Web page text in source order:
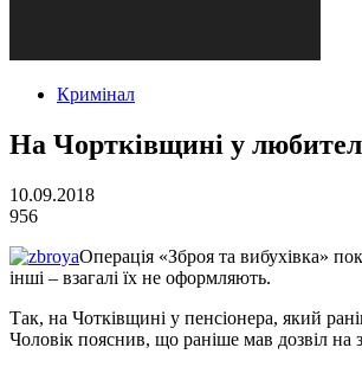
Кримінал
На Чортківщині у
10.09.2018
956
Операція «Зброя та вибухівка»
інші – взагалі їх не оформляють.
Так, на Чотківщині у пенсіонера, який
Чоловік пояснив, що раніше мав дозвіл на